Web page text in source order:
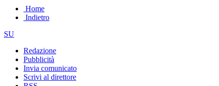
Home
Indietro
SU
Redazione
Pubblicità
Invia comunicato
Scrivi al direttore